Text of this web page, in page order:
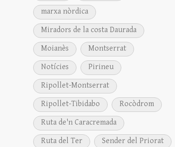
marxa nòrdica
Miradors de la costa Daurada
Moianès
Montserrat
Notícies
Pirineu
Ripollet-Montserrat
Ripollet-Tibidabo
Rocòdrom
Ruta de'n Caracremada
Ruta del Ter
Sender del Priorat